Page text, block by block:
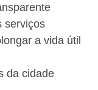
serviços
a vida útil
da cidade